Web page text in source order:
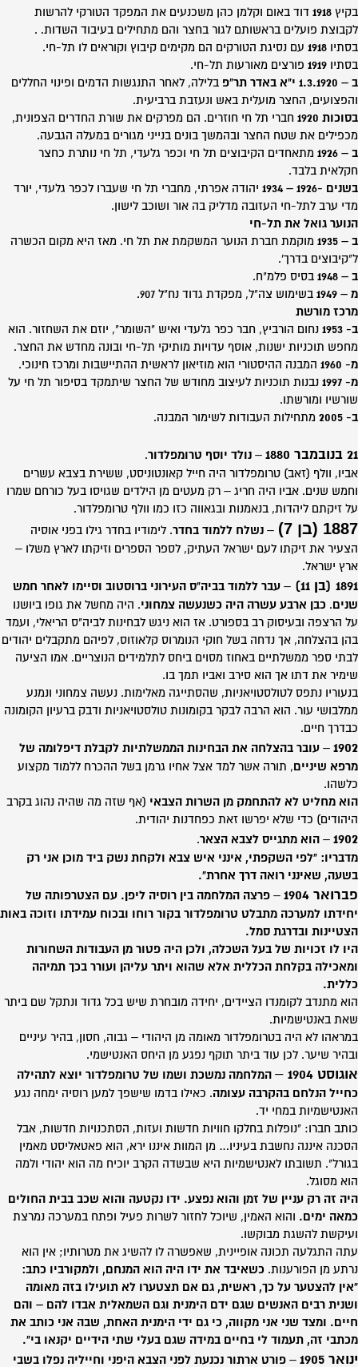
בקיץ 1918 דוד באום וקלמן כהן משכנעים את המפקד הטורקי להרשות
לקבוצת פועלים בראשותם לגור בחצר והם מתחילים בעיבוד השדות. .
בסתיו 1918 עם נסיגת הטורקים הם מקימים קיבוץ וקוראים לו תל-חי.
בסתיו 1919 פורצים מאורעות תל-חי.
ב – 1.3.1920 י"א באדר תר"פ
בלילה, לאחר התנגשות הדמים ופינוי החללים
והפצועים, החצר מועלית באש ונעזבת ברביעית.
בסוכות 1920
חברי תל חי חוזרים. הם מפרקים את שורת החדרים הצפונית,
מכפילים את שטח החצר ובהמשך בונים בנייני מגורים במעלה הגבעה.
ב – 1926
מתאחדים הקיבוצים תל חי וכפר גלעדי, תל חי נותרת כחצר
חקלאית בלבד.
בשנים -1926 – 1934
יהודה אפרתי, מחברי תל חי שעברו לכפר גלעדי, יורד
מדי ערב לתל-חי העזובה מדליק בה אור ושוכב לישון.
הנוער גואל את תל-חי
ב – 1935
מוקמת חברת הנוער המשקמת את תל חי. מאז היא מקום הכשרה
ל"קיבוצים בדרך'.
ב – 1948
בסיס פלמ"ח.
מ – 1949
בשימוש צה"ל, מפקדת גדוד נח"ל 907.
מרכז מורשת
ב- 1953
נחום הורביץ, חבר כפר גלעדי ואיש "השומר", יוזם את השחזור. הוא
מחפש תוכניות ישנות, אוסף עדויות מותיקי תל-חי ובונה מחדש את החצר.
מ- 1960
המבנה ההיסטורי הוא מוזיאון לראשית ההתיישבות ומרכז חינוכי.
מ- 1997
נבנות תוכניות לעיצוב מחודש של החצר שיתמקד בסיפור תל חי על
שורשיו ומורשתו.
ב- 2005
מתחילות העבודות לשימור המבנה.
21 בנובמבר 1880 – נולד יוסף טרומפלדור.
אביו, וולף (זאב) טרומפלדור היה חייל קאונטוניסט, ששירת בצבא עשרים
וחמש שנים. אביו היה חריג – רק מעטים מן הילדים שגויסו בעל כורחם שמרו
על זיקתם ליהדות, בנאמנות ובגאווה כזו כמו וולף טרומפלדור.
1887 (בן 7) – נשלח ללמוד בחדר. לימודיו בחדר גילו בפני אוסיה
הצעיר את זיקתו לעם ישראל העתיק, לספר הספרים וזיקתו לארץ משלו –
ארץ ישראל.
1891 (בן 11) – עבר ללמוד בביה"ס העירוני ברוסטוב וסיימו לאחר חמש
שנים. כבן ארבע עשרה היה כשנעשה צמחוני. היה מחשל את גופו ביושנו
על הרצפה ובעיסוק רב בספורט. אז הוא ניגש לבחינות לביה"ס הריאלי, ועמד
בהן בהצלחה, אך נדחה בשל חוקי הנומרוס קלאוזוס, לפיהם מתקבלים יהודים
לבתי ספר ממשלתיים באחוז מסוים ביחס לתלמידים הנוצריים. אמו הציעה
שימיר את דתו אך הוא סירב ואביו תמך בו.
בנעוריו נתפס לטולסטויאניות, שהסתייגה מאלימות. נעשה צמחוני ונמנע
ממלבושי עור. הוא הרבה לבקר בקומונות טולסטויאניות ודבק ברעיון הקומונה
כבדרך חיים.
1902
– עובר בהצלחה את הבחינות הממשלתיות לקבלת דיפלומה של
מרפא שיניים, תורה אשר למד אצל אחיו גרמן בשל ההכרח ללמוד מקצוע
כלשהו.
הוא מחליט לא להתחמק מן השרות הצבאי (אף שזה מה שהיה נהוג בקרב
היהודים) כדי שלא יפרשו זאת כפחדנות יהודית.
1902
– הוא מתגייס לצבא הצאר.
מדבריו: "לפי השקפתי, אינני איש צבא ולקחת נשק ביד מוכן אני רק
בשעה, שאינני רואה דרך אחרת".
פברואר 1904 – פרצה המלחמה בין רוסיה ליפן. עם הצטרפותה של
יחידתו למערכה מתבלט טרומפלדור בקור רוחו ובכוח עמידתו וזוכה באות
הצטיינות ובדרגת סמל.
היו לו זכויות של בעל השכלה, ולכן היה פטור מן העבודות השחורות
ומאכילה בקלחת הכללית אלא שהוא ויתר עליהן ועורר בכך תמיהה
כללית.
הוא מתנדב לקומנדו הציידים, יחידה מובחרת שיש בכל גדוד ונתקל שם ביתר
שאת באנטישמיות.
במראהו לא היה בטרומפלדור מאומה מן היהודי – גבוה, חסון, בהיר עיניים
ובהיר שיער. לכן עוד ביתר תוקף נפגע מן היחס האנטישמי.
אוגוסט 1904 – המלחמה נמשכת ושמו של טרומפלדור יוצא לתהילה
כחייל הנלחם בהקרבה עצומה. כאילו בדמו שישפך למען רוסיה ימחה נגע
האנטישמיות במחי יד.
כותב חברו: "נופלות בחלקו חוויות חדשות ועזות, הסתכנויות חדשות, אבל
הסכנה איננה נחשבת בעיניו… מן המוות איננו ירא, הוא פאטאליסט מאמין
בגורל". תשובתו לאנטישמיות היא שבשדה הקרב יוכיח מה הוא יהודי ולמה
הוא מסוגל.
היה זה רק עניין של זמן והוא נפצע. ידו נקטעה והוא שכב בבית החולים
כמאה ימים. והוא האמין, שיוכל לחזור לשרות פעיל ופתח במערכה נמרצת
ועיקשת להשגת מבוקשו.
עתה התגלעה תכונה אופיינית, שאפשרה לו להשיג את מטרותיו; אין הוא
נרתע מן הפורענות. כשאיבד את ידו היה הוא המנחם, ולמקורביו כתב:
"אין להצטער על כך, ראשית, גם אם תצטערו לא תועילו בזה מאומה
ושנית רבים האנשים שגם ידם הימנית וגם השמאלית אבדו להם – והם
חיים. ומצד שני אני מקווה, כי גם ידי הימנית האחת, שבה אני כותב את
מכתבי זה, תעמוד לי בחיים במידה שגם בעלי שתי הידיים יקנאו בי".
ינואר 1905 – פורט ארתור נכנעת לפני הצבא היפני וחייליה נפלו בשבי